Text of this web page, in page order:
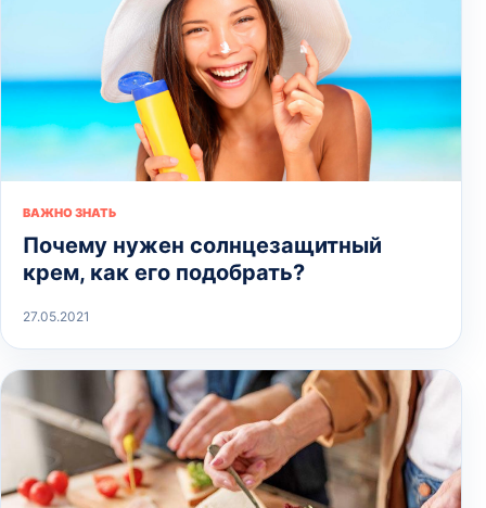
ВАЖНО ЗНАТЬ
Почему нужен солнцезащитный
крем, как его подобрать?
27.05.2021